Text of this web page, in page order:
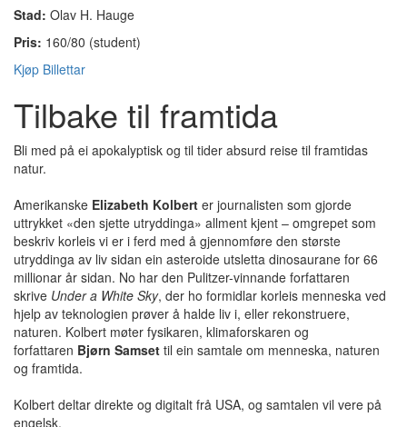
Stad: Olav H. Hauge
Pris: 160/80 (student)
Kjøp Billettar
Tilbake til framtida
Bli med på ei apokalyptisk og til tider absurd reise til framtidas
natur.
Amerikanske Elizabeth Kolbert er journalisten som gjorde
uttrykket «den sjette utryddinga» allment kjent – omgrepet som
beskriv korleis vi er i ferd med å gjennomføre den største
utryddinga av liv sidan ein asteroide utsletta dinosaurane for 66
millionar år sidan. No har den Pulitzer-vinnande forfattaren
skrive Under a White Sky, der ho formidlar korleis menneska ved
hjelp av teknologien prøver å halde liv i, eller rekonstruere,
naturen. Kolbert møter fysikaren, klimaforskaren og
forfattaren Bjørn Samset til ein samtale om menneska, naturen
og framtida.
Kolbert deltar direkte og digitalt frå USA, og samtalen vil vere på
engelsk.